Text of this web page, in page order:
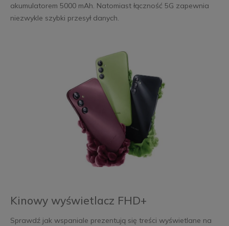
akumulatorem 5000 mAh. Natomiast łączność 5G zapewnia
niezwykle szybki przesył danych.
Kinowy wyświetlacz FHD+
Sprawdź jak wspaniale prezentują się treści wyświetlane na